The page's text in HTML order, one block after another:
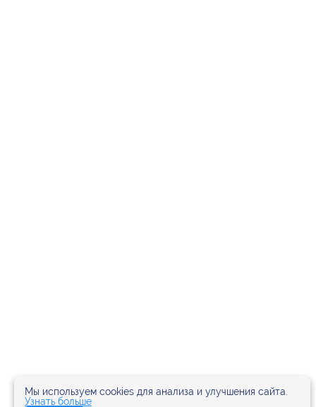
Мы используем cookies для анализа и улучшения сайта.
Узнать больше